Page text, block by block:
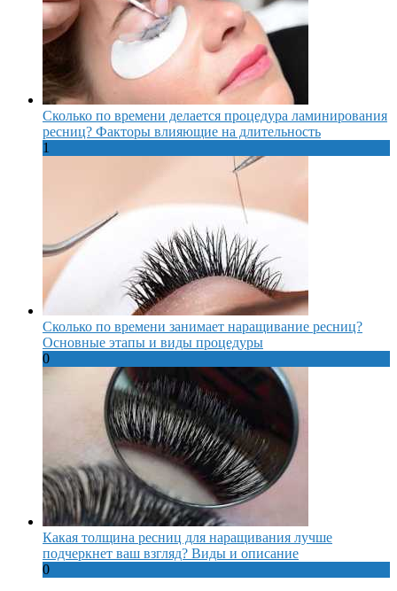
Сколько по времени делается процедура ламинирования
ресниц? Факторы влияющие на длительность
1
Сколько по времени занимает наращивание ресниц?
Основные этапы и виды процедуры
0
Какая толщина ресниц для наращивания лучше
подчеркнет ваш взгляд? Виды и описание
0